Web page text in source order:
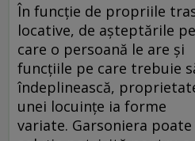
În funcție de propriile
locative, de așteptările pe
care o persoană le are și
funcțiile pe care trebuie
îndeplinească,
unei locuințe ia forme
variate. Garsoniera